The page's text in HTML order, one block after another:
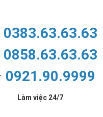
0383.63.63.63
0858.63.63.63
0921.90.9999
Làm việc 24/7